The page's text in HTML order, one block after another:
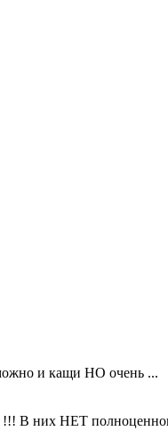
и кащи НО очень ...
!!! В них НЕТ